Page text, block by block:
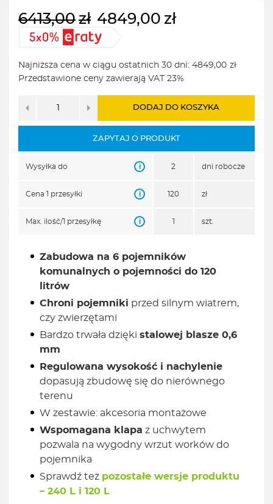
6413,00 zł
Pierwotna
cena
wynosiła:
6413,00zł.
4849,00 zł
Aktualna
cena
wynosi:
4849,00zł.
Najniższa cena w ciągu ostatnich 30 dni: 4849,00 zł
Przedstawione ceny zawierają VAT 23%
DODAJ DO KOSZYKA
ZAPYTAJ O PRODUKT
Wysyłka do i 2 dni robocze
Cena 1 przesyłki i 120 zł
Max. ilość/1 przesyłkę i szt.
Zabudowa na 6 pojemników
komunalnych o pojemności do 120
litrów
Chroni pojemniki przed silnym wiatrem,
czy zwierzętami
Bardzo trwała dzięki stalowej blasze 0,6
mm
Regulowana wysokość i nachylenie
dopasują zbudowę się do nierównego
terenu
W zestawie: akcesoria montażowe
Wspomagana klapa z uchwytem
pozwala na wygodny wrzut worków do
pojemnika
Sprawdź też pozostałe wersje produktu
– 240 L i 120 L